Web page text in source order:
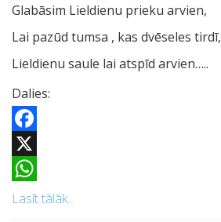
Glabāsim Lieldienu prieku arvien,
Lai pazūd tumsa , kas dvēseles tirdī,
Lieldienu saule lai atspīd arvien…..
Dalies:
Facebook
X
WhatsApp
Lasīt tālāk...